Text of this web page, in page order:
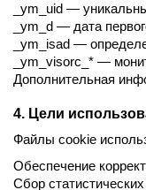
_ym_uid —
_ym_d — дата
_ym_isad —
_ym_visorc_* —
Дополнительная
4. Цели
Файлы cookie
Обеспечение
Сбор